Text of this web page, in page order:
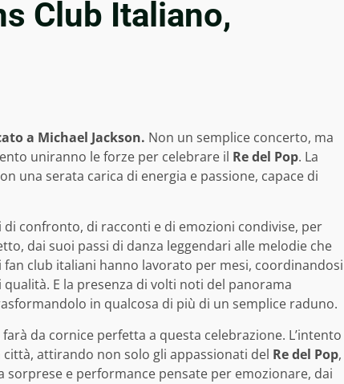
Club Italiano,
a Michael Jackson. Non un semplice concerto, ma
uniranno le forze per celebrare il Re del Pop. La
una serata carica di energia e passione, capace di
confronto, di racconti e di emozioni condivise, per
dai suoi passi di danza leggendari alle melodie che
club italiani hanno lavorato per mesi, coordinandosi
E la presenza di volti noti del panorama
in qualcosa di più di un semplice raduno.
farà da cornice perfetta a questa celebrazione. L’intento
città, attirando non solo gli appassionati del Re del Pop,
sorprese e performance pensate per emozionare, dai